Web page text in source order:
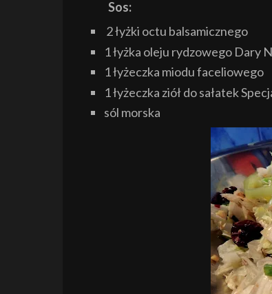
Sos:
2 łyżki octu balsamicznego
1 łyżka oleju rydzowego Dary
1 łyżeczka miodu faceliowego
1 łyżeczka ziół do sałatek
sól morska